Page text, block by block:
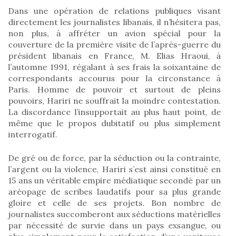
Dans une opération de relations publiques visant
directement les journalistes libanais, il n’hésitera pas,
non plus, à affréter un avion spécial pour la
couverture de la première visite de l’après-guerre du
président libanais en France, M. Elias Hraoui, à
l’automne 1991, régalant à ses frais la soixantaine de
correspondants accourus pour la circonstance à
Paris. Homme de pouvoir et surtout de pleins
pouvoirs, Hariri ne souffrait la moindre contestation.
La discordance l’insupportait au plus haut point, de
même que le propos dubitatif ou plus simplement
interrogatif.
De gré ou de force, par la séduction ou la contrainte,
l’argent ou la violence, Hariri s’est ainsi constitué en
15 ans un véritable empire médiatique secondé par un
aréopage de scribes laudatifs pour sa plus grande
gloire et celle de ses projets. Bon nombre de
journalistes succomberont aux séductions matérielles
par nécessité de survie dans un pays exsangue, ou